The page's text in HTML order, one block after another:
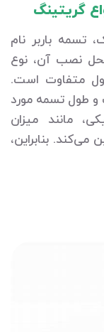
گریتینگ
باربر نام
نصب آن، نوع
متفاوت است.
طول تسمه مورد
مانند میزان
بنابراین،